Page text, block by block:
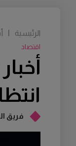
فريق
اقتصاد
الرئيسية |